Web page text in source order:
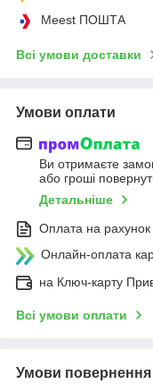
Meest ПОШТА
Всі умови доставки
Умови оплати
Ви отримаєте
або гроші
Детальніше
Оплата на рахунок
Онлайн-оплата
на Ключ-карту
Всі умови оплати
Умови повернення